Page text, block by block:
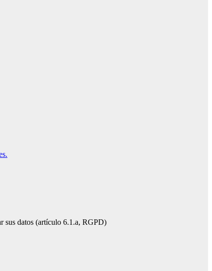
sus datos (artículo 6.1.a, RGPD)